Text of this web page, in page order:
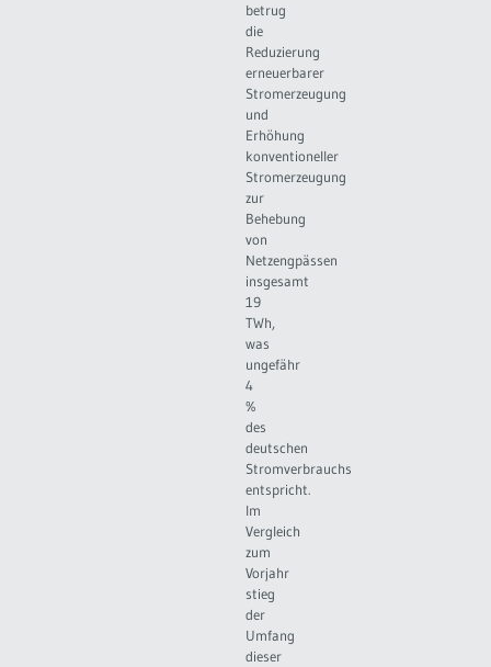
betrug
die
Reduzierung
erneuerbarer
Stromerzeugung
und
Erhöhung
konventioneller
Stromerzeugung
zur
Behebung
von
Netzengpässen
insgesamt
19
TWh,
was
ungefähr
4
%
des
deutschen
Stromverbrauchs
entspricht.
Im
Vergleich
zum
Vorjahr
stieg
der
Umfang
dieser